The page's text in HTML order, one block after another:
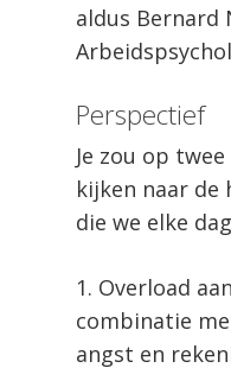
aldus Bernard
Perspectief
Je zou op
kijken naar de
die we elke
1. Overload
combinatie
angst en